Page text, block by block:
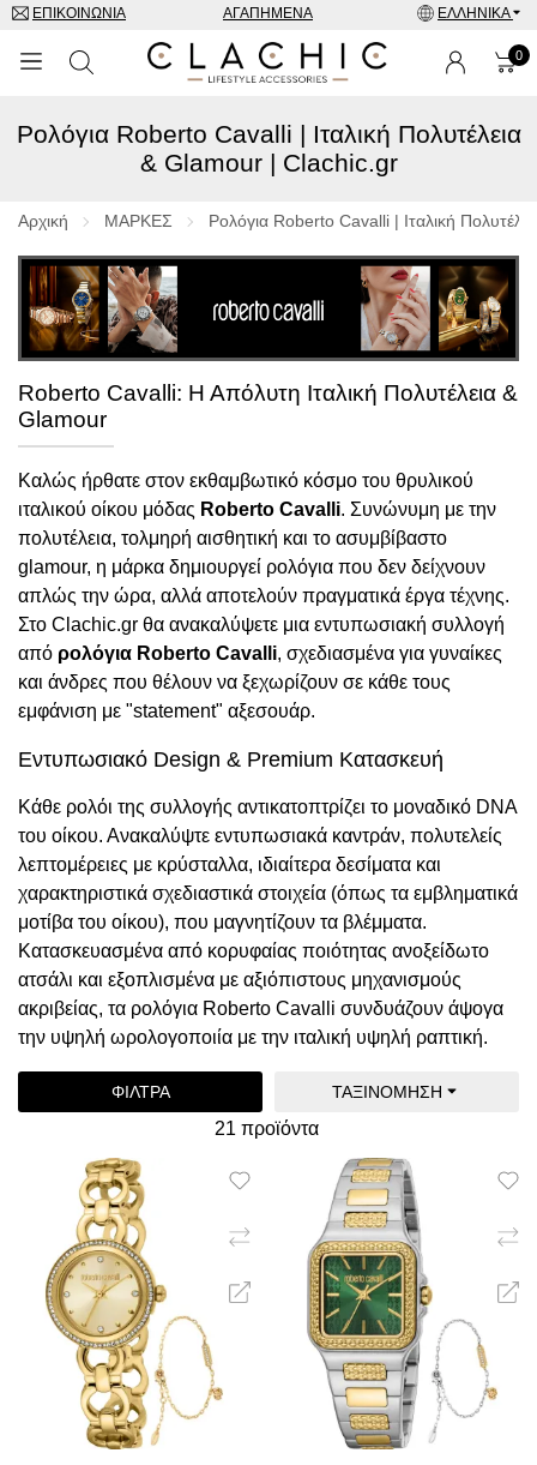
ΕΠΙΚΟΙΝΩΝΊΑ ΑΓΑΠΗΜΈΝΑ ΕΛΛΗΝΙΚΆ
0
ΜΑΡΚΕΣ
ΓΥΑΛΙΆ ΗΛΊΟΥ
ΑΞΕΣΟΥΑΡ
Ρολόγια Roberto Cavalli | Ιταλική Πολυτέλεια
& Glamour | Clachic.gr
Αρχική ΜΑΡΚΕΣ Ρολόγια Roberto Cavalli | Ιταλική
Roberto Cavalli: Η Απόλυτη Ιταλική Πολυτέλεια &
Glamour
Καλώς ήρθατε στον εκθαμβωτικό κόσμο του θρυλικού
ιταλικού οίκου μόδας Roberto Cavalli. Συνώνυμη με την
πολυτέλεια, τολμηρή αισθητική και το ασυμβίβαστο
glamour, η μάρκα δημιουργεί ρολόγια που δεν δείχνουν
απλώς την ώρα, αλλά αποτελούν πραγματικά έργα τέχνης.
Στο Clachic.gr θα ανακαλύψετε μια εντυπωσιακή συλλογή
από ρολόγια Roberto Cavalli, σχεδιασμένα για γυναίκες
και άνδρες που θέλουν να ξεχωρίζουν σε κάθε τους
εμφάνιση με "statement" αξεσουάρ.
Εντυπωσιακό Design & Premium Κατασκευή
Κάθε ρολόι της συλλογής αντικατοπτρίζει το μοναδικό DNA
του οίκου. Ανακαλύψτε εντυπωσιακά καντράν, πολυτελείς
λεπτομέρειες με κρύσταλλα, ιδιαίτερα δεσίματα και
χαρακτηριστικά σχεδιαστικά στοιχεία (όπως τα εμβληματικά
μοτίβα του οίκου), που μαγνητίζουν τα βλέμματα.
Κατασκευασμένα από κορυφαίας ποιότητας ανοξείδωτο
ατσάλι και εξοπλισμένα με αξιόπιστους μηχανισμούς
ακριβείας, τα ρολόγια Roberto Cavalli συνδυάζουν άψογα
την υψηλή ωρολογοποιία με την ιταλική υψηλή ραπτική.
ΦΊΛΤΡΑ ΤΑΞΙΝΌΜΗΣΗ
21 προϊόντα